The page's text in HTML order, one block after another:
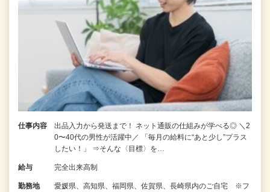
仕事内容
出品入力から発送まで！ ネット通販の仕組みが学べる◎ ＼2
0〜40代の男性が活躍中／ 「毎月の給料に“あと少し”プラス
したい！」 ⇒そんな〈目標〉を…
給与 完全出来高制
勤務地
愛媛県、高知県、福岡県、佐賀県、長崎県内のご自宅 ※フ